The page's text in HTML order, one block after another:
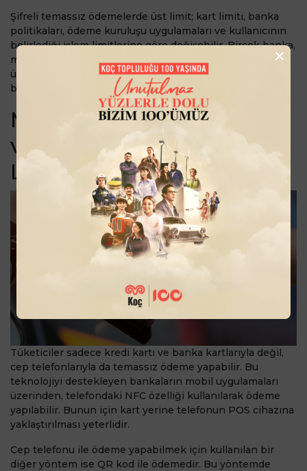
Şifreli temassız ödemelerde üst limit; kart limiti, banka
politikaları, ödeme kuruluşu uygulamaları ve kullanıcının
belirlediği işlem limitlerine göre değişebilir. Birçok banka,
müşterilerine mobil bankacılık veya internet bankacılığı
üzerinden temassız işlem limitlerini görüntüleme ve
belirli sınırlar içinde güncelleme imkânı sunar.
Mobil Temassız Ödeme
ve QR ile Ödeme
Limitleri Ne Kadar?
Tüketiciler sadece kredi kartı ve banka kartlarıyla değil,
cep telefonlarıyla da temassız ödeme yapabilir. Bu
teknolojiyi destekleyen bankaların mobil uygulamaları
üzerinden, telefondaki NFC özelliği kullanılarak ödeme
yapılabilir. Bunun için kart yerine telefonun POS cihazına
yaklaştırılması yeterlidir.
Cep telefonu ile ödeme yapabilmek için kullanılan bir
diğer yöntem ise QR kod ile ödemedir. Bu yöntemde